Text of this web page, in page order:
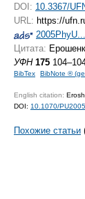
DOI: 10.3367/
URL: https://
Цитата:
УФН 175
BibTex BibNote ®
English citation:
DOI: 10.1070/
Похожие статьи